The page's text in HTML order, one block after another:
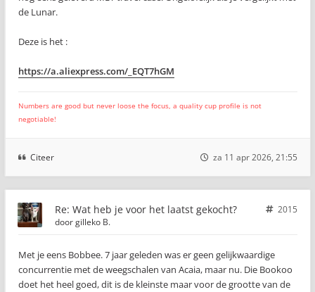
de Lunar.
Deze is het :
https://a.aliexpress.com/_EQT7hGM
Numbers are good but never loose the focus, a quality cup profile is not
negotiable!
Citeer za 11 apr 2026, 21:55
Re: Wat heb je voor het laatst gekocht?
2015
doorgilleko B.
Met je eens Bobbee. 7 jaar geleden was er geen gelijkwaardige
concurrentie met de weegschalen van Acaia, maar nu. Die Bookoo
doet het heel goed, dit is de kleinste maar voor de grootte van de